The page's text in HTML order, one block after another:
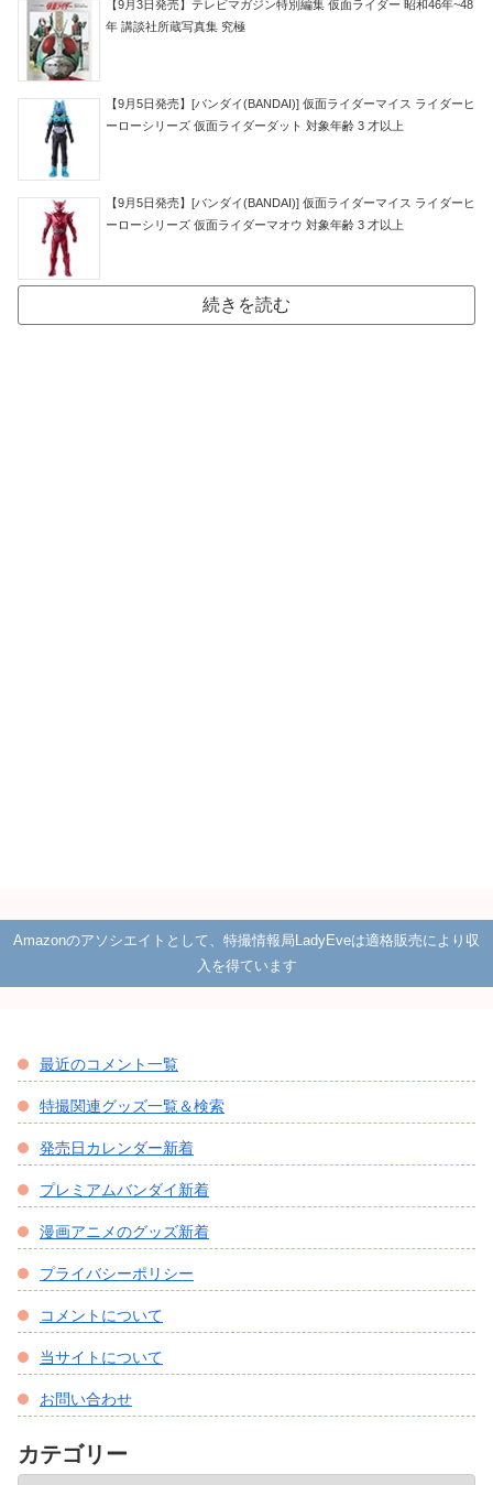
【9月3日発売】テレビマガジン特別編集 仮面ライダー 昭和46年~48
年 講談社所蔵写真集 究極
【9月5日発売】[バンダイ(BANDAI)] 仮面ライダーマイス ライダーヒ
ーローシリーズ 仮面ライダーダット 対象年齢 3 才以上
【9月5日発売】[バンダイ(BANDAI)] 仮面ライダーマイス ライダーヒ
ーローシリーズ 仮面ライダーマオウ 対象年齢 3 才以上
続きを読む
Amazonのアソシエイトとして、特撮情報局LadyEveは適格販売により収
入を得ています
最近のコメント一覧
特撮関連グッズ一覧＆検索
発売日カレンダー新着
プレミアムバンダイ新着
漫画アニメのグッズ新着
プライバシーポリシー
コメントについて
当サイトについて
お問い合わせ
カテゴリー